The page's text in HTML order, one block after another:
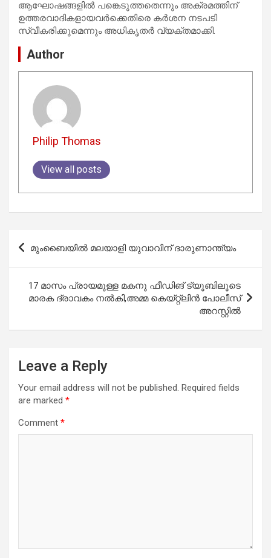
ആഘോഷങ്ങളിൽ പങ്കെടുത്തതെന്നും അക്രമത്തിന്
ഉത്തരവാദികളായവർക്കെതിരെ കർശന നടപടി
സ്വീകരിക്കുമെന്നും അധികൃതർ വ്യക്തമാക്കി.
Author
Philip Thomas
View all posts
Post
navigation
മുംബൈയിൽ മലയാളി യുവാവിന് ദാരുണാന്ത്യം
17 മാസം പ്രായമുള്ള മകനു ഫീഡിങ് ട്യൂബിലൂടെ
മാരക ദ്രാവകം നൽകി,അമ്മ കെയ്റ്റ്‌ലിൻ പോലീസ്
അറസ്റ്റിൽ
Leave a Reply
Your email address will not be published. Required fields
are marked *
Comment *